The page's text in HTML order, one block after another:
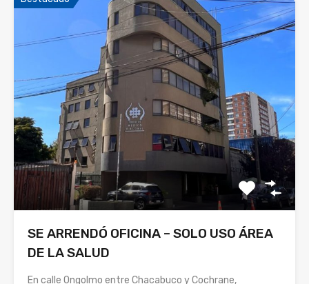
SE ARRENDÓ OFICINA – SOLO USO ÁREA
DE LA SALUD
En calle Ongolmo entre Chacabuco y Cochrane,